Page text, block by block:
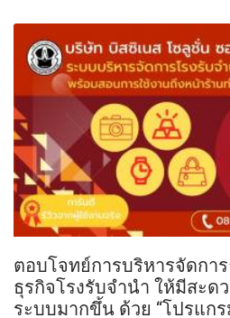
ตอบโจทย์การบริหารจัดกา
ธุรกิจโรงรับจำนำ ให้มีสะด
ระบบมากขึ้น ด้วย “โปรแก